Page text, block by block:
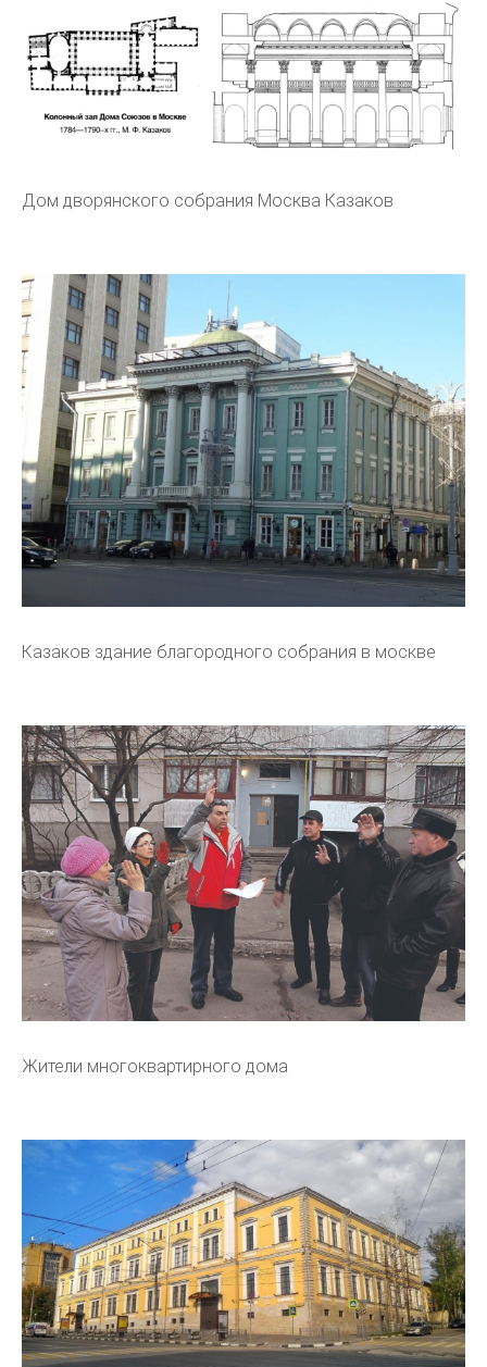
Дом дворянского собрания Москва Казаков
Казаков здание благородного собрания в москве
Жители многоквартирного дома